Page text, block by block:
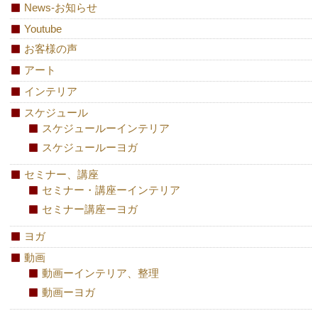
News-お知らせ
Youtube
お客様の声
アート
インテリア
スケジュール
スケジュールーインテリア
スケジュールーヨガ
セミナー、講座
セミナー・講座ーインテリア
セミナー講座ーヨガ
ヨガ
動画
動画ーインテリア、整理
動画ーヨガ